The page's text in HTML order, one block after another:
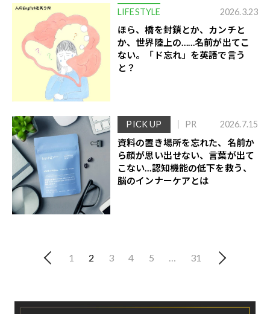
LIFESTYLE 2026.3.23
ほら、橋を封鎖とか、カンチと
か、世界陸上の……名前が出てこ
ない。「ド忘れ」を英語で言う
と？
PICK UP PR 2026.7.15
資料の置き場所を忘れた、名前か
ら顔が思い出せない、言葉が出て
こない…認知機能の低下を救う、
脳のインナーケアとは
1 2 3 4 5 … 31